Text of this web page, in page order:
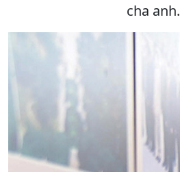
cha anh.